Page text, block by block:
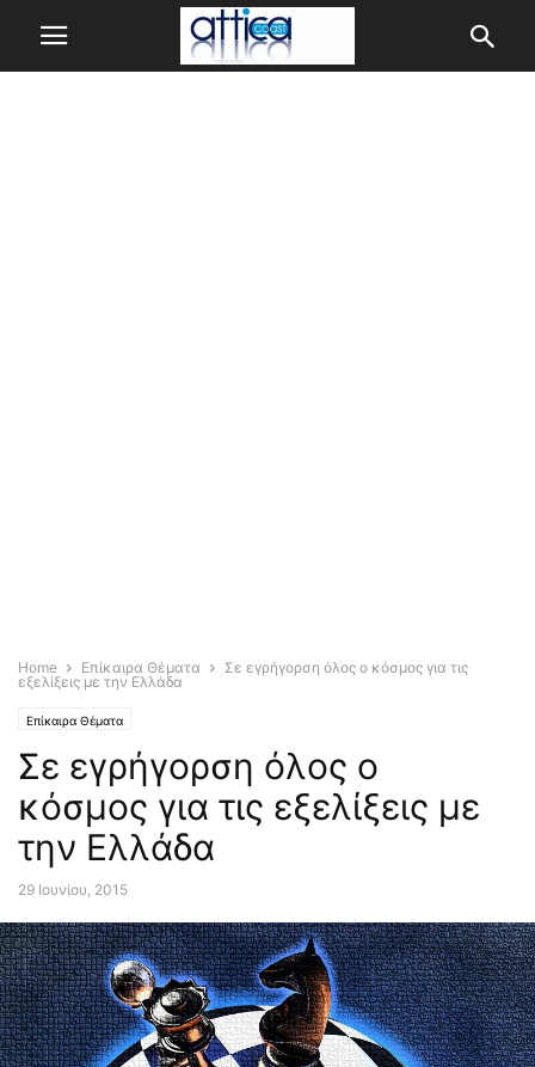
Home Επίκαιρα Θέματα
Σε εγρήγορση όλος ο κόσμος για τις
εξελίξεις με την Ελλάδα
Επίκαιρα Θέματα
Σε εγρήγορση όλος ο
κόσμος για τις εξελίξεις με
την Ελλάδα
29 Ιουνίου, 2015